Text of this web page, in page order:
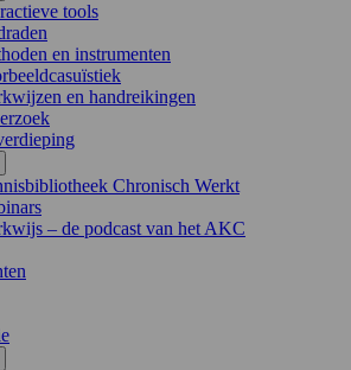
tools
en instrumenten
en handreikingen
Chronisch Werkt
– de podcast van het AKC